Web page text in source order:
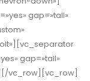
gap=»tall»
gap=»tall»
vc_row][vc_row]